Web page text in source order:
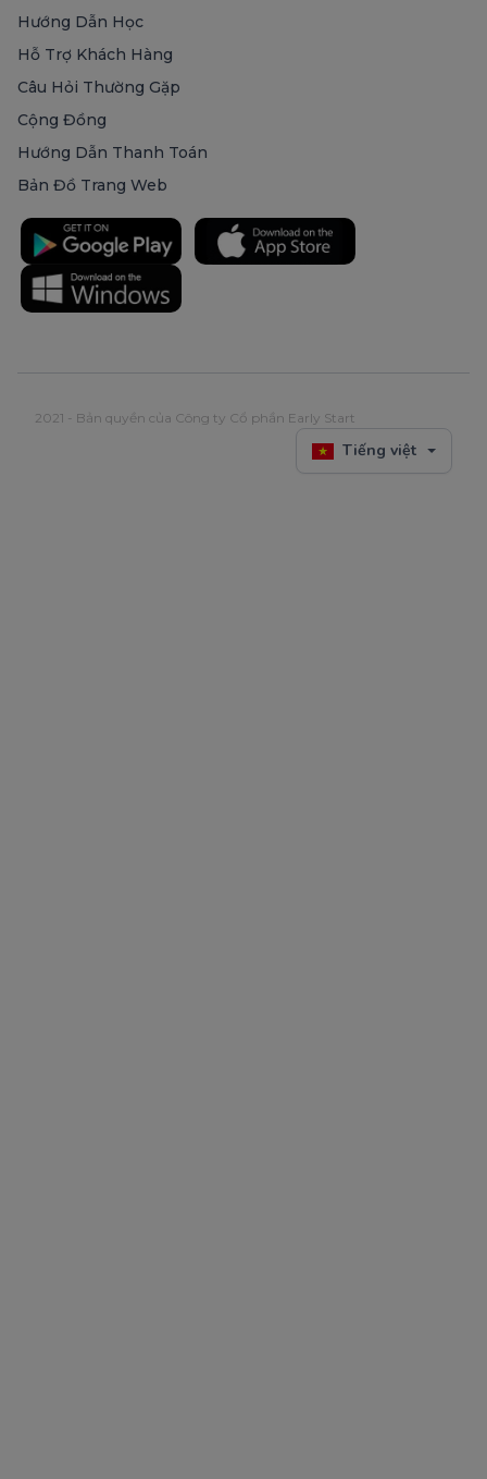
Hướng Dẫn Học
Hỗ Trợ Khách Hàng
Câu Hỏi Thường Gặp
Cộng Đồng
Hướng Dẫn Thanh Toán
Bản Đồ Trang Web
2021 - Bản quyền của Công ty Cổ phần Early Start
Tiếng việt